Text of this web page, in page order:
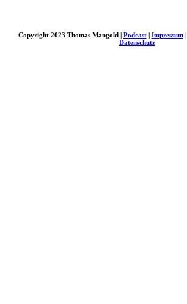
Copyright 2023 Thomas Mangold | Podcast| Impressum|
Datenschutz